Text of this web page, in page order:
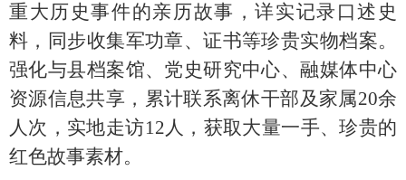
重大历史事件的亲历故事，详实记录口述史
料，同步收集军功章、证书等珍贵实物档案。
强化与县档案馆、党史研究中心、融媒体中心
资源信息共享，累计联系离休干部及家属20余
人次，实地走访12人，获取大量一手、珍贵的
红色故事素材。